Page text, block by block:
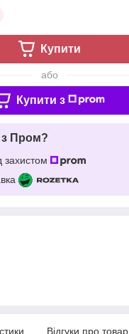
Купити
або
Купити з
з Пром?
захистом
Відгуки про товар